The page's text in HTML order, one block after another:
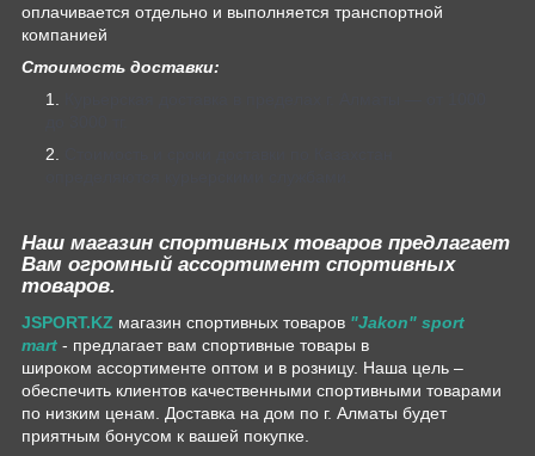
оплачивается отдельно и выполняется транспортной
компанией
Стоимость доставки:
Наш магазин спортивных товаров предлагает
Вам огромный ассортимент спортивных
товаров.
JSPORT.KZ магазин спортивных товаров "Jakon" sport
mart - предлагает вам спортивные товары в
широком ассортименте оптом и в розницу. Наша цель –
обеспечить клиентов качественными спортивными товарами
по низким ценам. Доставка на дом по г. Алматы будет
приятным бонусом к вашей покупке.